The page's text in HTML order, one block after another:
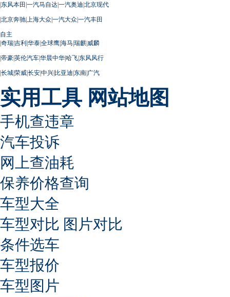
|东风本田 |一汽马自达|一汽奥迪|北京现代
|北京奔驰| 上海大众|一汽大众|一汽丰田
自主
|奇瑞|吉利|华泰|全球鹰|海马|瑞麒|威麟
|帝豪|英伦汽车|华晨中华|哈飞|东风风行
|长城|荣威|长安|中兴|比亚迪|东南|广汽
实用工具 网站地图
手机查违章
汽车投诉
网上查油耗
保养价格查询
车型大全
车型对比 图片对比
条件选车
车型报价
车型图片